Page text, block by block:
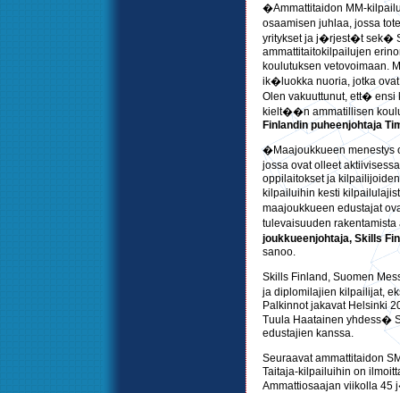
�Ammattitaidon MM-
osaamisen juhlaa, jossa
yritykset ja j�rjest�t sek�
ammattitaitokilpailujen
koulutuksen vetovoimaan.
ik�luokka nuoria, jotka
Olen vakuuttunut, ett�
kielt��n ammatillisen
Finlandin puheenjohtaja
�Maajoukkueen
jossa ovat olleet
oppilaitokset ja
kilpailuihin kesti
maajoukkueen edustajat
tulevaisuuden
joukkueenjohtaja, Skills
sanoo.
Skills Finland, Suomen
ja diplomilajien kilpailijat,
Palkinnot jakavat Helsinki
Tuula Haatainen yhdess�
edustajien kanssa.
Seuraavat ammattitaidon
Taitaja-kilpailuihin on
Ammattiosaajan viikolla